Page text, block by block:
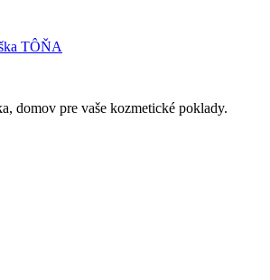
TÔŇA
domov pre vaše kozmetické poklady.